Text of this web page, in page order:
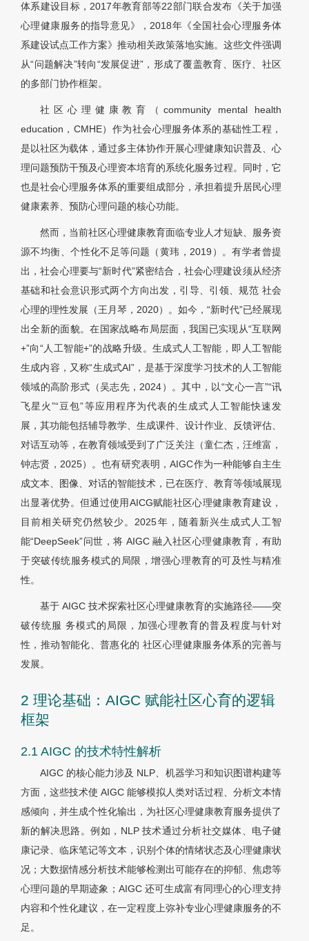
体系建设目标，2017年教育部等22部门联合发布《关于加强
心理健康服务的指导意见》，2018年《全国社会心理服务体
系建设试点工作方案》推动相关政策落地实施。这些文件强调
从“问题解决”转向“发展促进”，形成了覆盖教育、医疗、社区
的多部门协作框架。
社区心理健康教育（community mental health
education，CMHE）作为社会心理服务体系的基础性工程，
是以社区为载体，通过多主体协作开展心理健康知识普及、心
理问题预防干预及心理资本培育的系统化服务过程。同时，它
也是社会心理服务体系的重要组成部分，承担着提升居民心理
健康素养、预防心理问题的核心功能。
然而，当前社区心理健康教育面临专业人才短缺、服务资
源不均衡、个性化不足等问题（黄玮，2019）。有学者曾提
出，社会心理要与“新时代”紧密结合，社会心理建设须从经济
基础和社会意识形式两个方向出发，引导、引领、规范 社会
心理的理性发展（王月琴，2020）。如今，“新时代”已经展现
出全新的面貌。在国家战略布局层面，我国已实现从“互联网
+”向“人工智能+”的战略升级。生成式人工智能，即人工智能
生成内容，又称“生成式AI”，是基于深度学习技术的人工智能
领域的高阶形式（吴志先，2024）。其中，以“文心一言”“讯
飞星火”“豆包”等应用程序为代表的生成式人工智能快速发
展，其功能包括辅导教学、生成课件、设计作业、反馈评估、
对话互动等，在教育领域受到了广泛关注（童仁杰，汪维富，
钟志贤，2025）。也有研究表明，AIGC作为一种能够自主生
成文本、图像、对话的智能技术，已在医疗、教育等领域展现
出显著优势。但通过使用AICG赋能社区心理健康教育建设，
目前相关研究仍然较少。2025年，随着新兴生成式人工智
能“DeepSeek”问世，将 AIGC 融入社区心理健康教育，有助
于突破传统服务模式的局限，增强心理教育的可及性与精准
性。
基于 AIGC 技术探索社区心理健康教育的实施路径——突
破传统服 务模式的局限，加强心理教育的普及程度与针对
性，推动智能化、普惠化的 社区心理健康服务体系的完善与
发展。
2 理论基础：AIGC 赋能社区心育的逻辑
框架
2.1 AIGC 的技术特性解析
AIGC 的核心能力涉及 NLP、机器学习和知识图谱构建等
方面，这些技术使 AIGC 能够模拟人类对话过程、分析文本情
感倾向，并生成个性化输出，为社区心理健康教育服务提供了
新的解决思路。例如，NLP 技术通过分析社交媒体、电子健
康记录、临床笔记等文本，识别个体的情绪状态及心理健康状
况；大数据情感分析技术能够检测出可能存在的抑郁、焦虑等
心理问题的早期迹象；AIGC 还可生成富有同理心的心理支持
内容和个性化建议，在一定程度上弥补专业心理健康服务的不
足。